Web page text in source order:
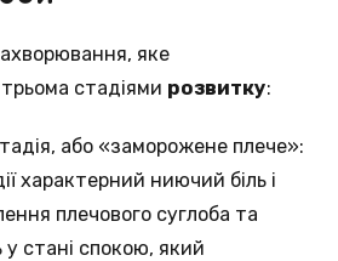
яке
стадіями розвитку:
або «заморожене плече»:
характерний ниючий біль і
плечового суглоба та
у стані спокою, який